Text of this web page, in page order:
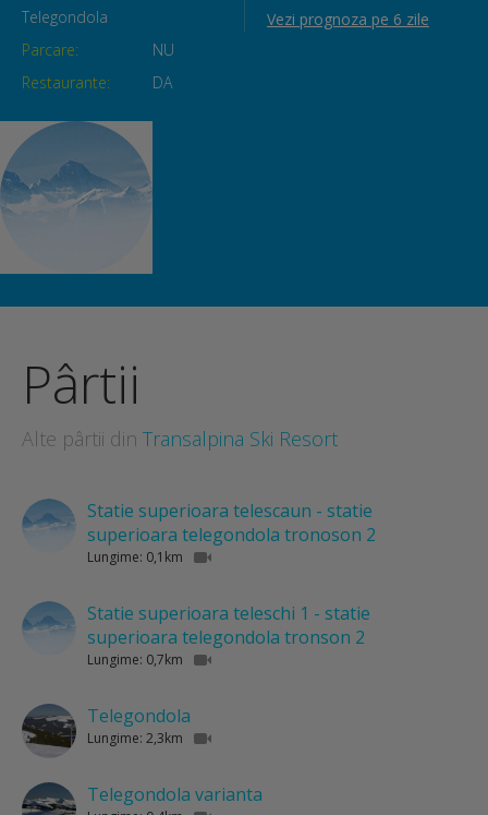
Telegondola
Parcare:
NU
Restaurante:
DA
Vezi prognoza pe 6 zile
Pârtii
Alte pârtii din Transalpina Ski Resort
Statie superioara telescaun - statie
superioara telegondola tronoson 2
Lungime: 0,1km
Statie superioara teleschi 1 - statie
superioara telegondola tronson 2
Lungime: 0,7km
Telegondola
Lungime: 2,3km
Telegondola varianta